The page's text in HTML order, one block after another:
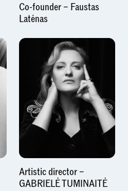
Co-founder – Faustas
Latėnas
Artistic director –
GABRIELĖ TUMINAITĖ